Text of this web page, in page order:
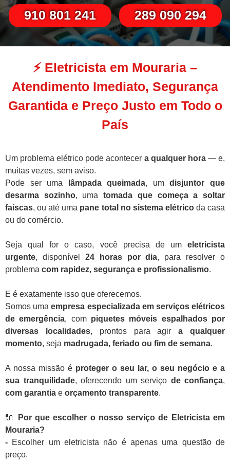
910 801 241 289 090 294
⚡ Eletricista em Mouraria –
Atendimento Imediato, Segurança
Garantida e Preço Justo em Todo o
País
Um problema elétrico pode acontecer a qualquer hora— e,
muitas vezes, sem aviso.
Pode ser uma
lâmpada queimada, umdisjuntor que
desarma sozinho, umatomada que começa a soltar
faíscas, ou até uma pane total no sistema elétricoda casa
ou do comércio.
Seja qual for o caso, você precisa de um eletricista
urgente, disponível 24 horas por dia, para resolver o
problema com rapidez, segurança e profissionalismo.
E é exatamente isso que oferecemos.
Somos umaempresa especializada em serviços elétricos
de emergência, com piquetes móveis espalhados por
diversas localidades, prontos para agira qualquer
momento, seja madrugada, feriado ou fim de semana.
A nossa missão é proteger o seu lar, o seu negócio e a
sua tranquilidade, oferecendo um serviço de confiança,
com garantia e orçamento transparente.
🔌
Por que escolher o nosso serviço de Eletricista em
Mouraria?
- Escolher um eletricista não é apenas uma questão de
preço.